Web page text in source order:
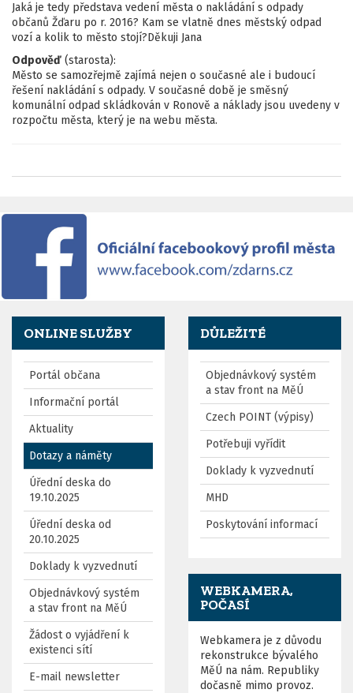
Jaká je tedy představa vedení města o nakládání s odpady
občanů Žďaru po r. 2016? Kam se vlatně dnes městský odpad
vozí a kolik to město stojí?Děkuji Jana
Odpověď (starosta):
Město se samozřejmě zajímá nejen o současné ale i budoucí
řešení nakládání s odpady. V současné době je směsný
komunální odpad skládkován v Ronově a náklady jsou uvedeny v
rozpočtu města, který je na webu města.
ONLINE SLUŽBY
Portál občana
Informační portál
Aktuality
Dotazy a náměty
Úřední deska do
19.10.2025
Úřední deska od
20.10.2025
Doklady k vyzvednutí
Objednávkový systém
a stav front na MěÚ
Žádost o vyjádření k
existenci sítí
E-mail newsletter
DŮLEŽITÉ
Objednávkový systém
a stav front na MěÚ
Czech POINT (výpisy)
Potřebuji vyřídit
Doklady k vyzvednutí
MHD
Poskytování informací
WEBKAMERA,
POČASÍ
Webkamera je z důvodu
rekonstrukce bývalého
MěÚ na nám. Republiky
dočasně mimo provoz.